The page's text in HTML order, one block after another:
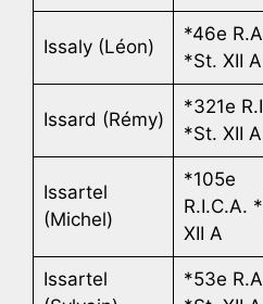
Issaly (Léon)
*46e
*St. XII A
Issard (Rémy)
*321e
*St. XII A
Issartel
(Michel)
*105e
R.I.C.A.
XII A
Issartel
*53e